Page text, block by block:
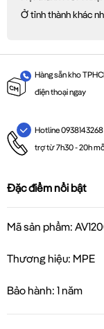
Ở tỉnh thành khác
Hàng sẵn kho
điện thoại ngay
Hotline
trợ từ 7h30 - 20h
Đặc điểm nổi bật
Mã sản phẩm:
Thương hiệu: MPE
Bảo hành: 1 năm